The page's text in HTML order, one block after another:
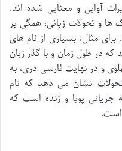
آوایی و معنایی شده اند.
ها و تحولات زبانی، همگی بر
مثال، بسیاری از نام های
که در طول زمان و با گذر زبان
و در نهایت فارسی دری، به
نشان می دهد که نام
جریانی پویا و زنده است که
است.